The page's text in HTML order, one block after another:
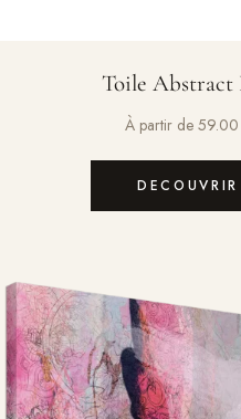
Toile Abstract
À partir de
DECOUVRIR